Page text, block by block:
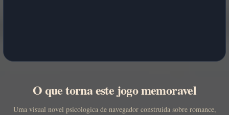
O que torna este jogo memoravel
Uma visual novel psicologica de navegador construida sobre romance,